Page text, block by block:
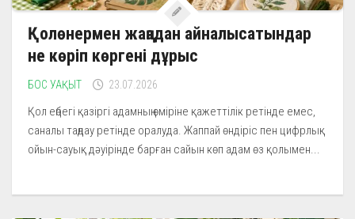
Қолөнермен жаңадан айналысатындар
не көріп көргені дұрыс
БОС УАҚЫТ 23.07.2026
Қол еңбегі қазіргі адамның өміріне қажеттілік ретінде емес,
саналы таңдау ретінде оралуда. Жаппай өндіріс пен цифрлық
ойын-сауық дәуірінде барған сайын көп адам өз қолымен...